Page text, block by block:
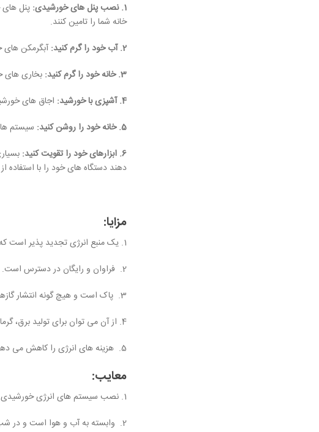
1. نصب پنل های خورشیدی:
پنل های
خانه شما را تامین کنند.
2. آب خود را گرم کنید:
آبگرمکن های
3. خانه خود را گرم کنید:
بخاری های
4. آشپزی با خورشید:
اجاق های
5. خانه خود را روشن کنید:
سیستم
6. ابزارهای خود را تقویت کنید:
دهند دستگاه های خود را با استفاده
مزایا:
1. یک منبع انرژی تجدید پذیر است که می تواند بارها و بارها بدون کاهش منابع مورد استفاده قرار گیرد.
2. فراوان و رایگان در دسترس است. می توان از آن در مناطق دورافتاده که سایر منابع انرژی در دسترس نیستند استفاده کرد.
3. پاک است و هیچ گونه انتشار گازهای گلخانه ای ایجاد نمی کند و آن را به یک منبع انرژی دوستدار محیط زیست تبدیل می کند.
4. از آن می توان برای تولید برق، گرمایش آب و حتی برای تامین انرژی وسایل نقلیه استفاده کرد.
5. هزینه های انرژی را کاهش می دهد.
معایب:
1. نصب سیستم های انرژی خورشیدی می تواند گران باشد و نیاز به هزینه های اولیه دارد.
2. وابسته به آب و هوا است و در شب یا در روزهای ابری در دسترس نیست.